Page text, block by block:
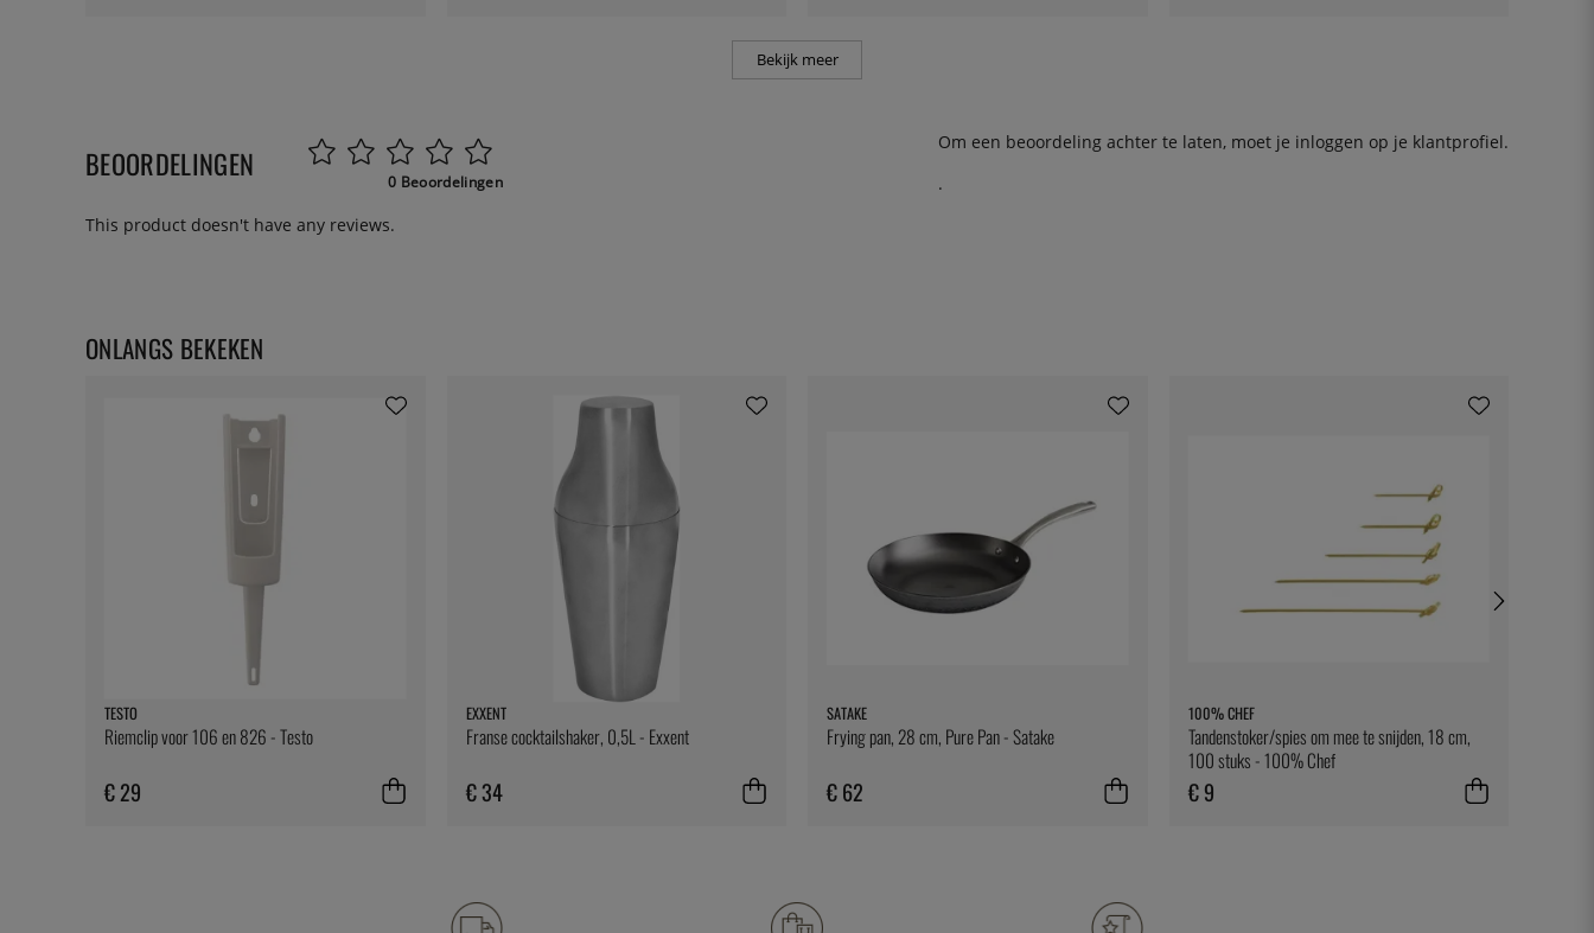
Bekijk meer
BEOORDELINGEN 0 Beoordelingen
Om een beoordeling achter te laten, moet je inloggen op je klantprofiel.
.
This product doesn't have any reviews.
ONLANGS BEKEKEN
TESTO
Riemclip voor 106 en 826 - Testo
€ 29
EXXENT
Franse cocktailshaker, 0,5L - Exxent
€ 34
SATAKE
Frying pan, 28 cm, Pure Pan - Satake
€ 62
100% CHEF
Tandenstoker/spies om mee te snijden, 18 cm,
100 stuks - 100% Chef
€ 9